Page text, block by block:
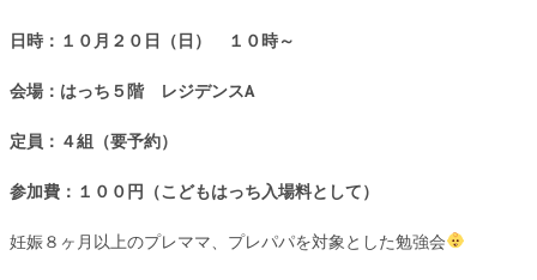
日時：１０月２０日（日） １０時～
会場：はっち５階 レジデンスA
定員：４組（要予約）
参加費：１００円（こどもはっち入場料として）
妊娠８ヶ月以上のプレママ、プレパパを対象とした勉強会